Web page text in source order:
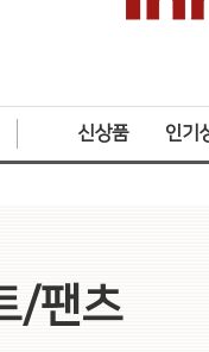
신상품 인기
/팬츠